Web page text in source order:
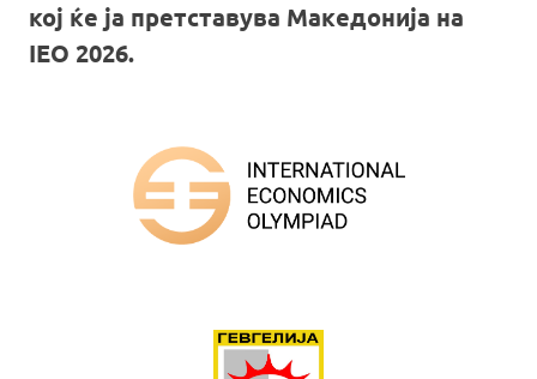
кој ќе ја претставува Македонија на
IEO 2026.